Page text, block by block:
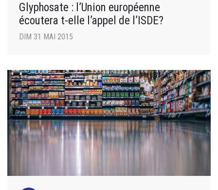
Glyphosate : l’Union européenne
écoutera t-elle l’appel de l’ISDE?
DIM 31 MAI 2015